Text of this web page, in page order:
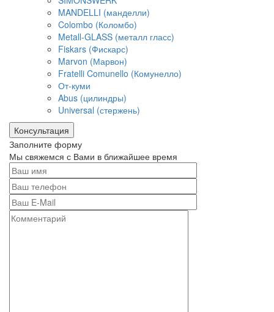
MANDELLI (манделли)
Colombo (Коломбо)
Metall-GLASS (металл гласс)
Fiskars (Фискарс)
Marvon (Марвон)
Fratelli Comunello (Комунелло)
От-куми
Abus (цилиндры)
Universal (стержень)
Консультация
Заполните форму
Мы свяжемся с Вами в ближайшее время